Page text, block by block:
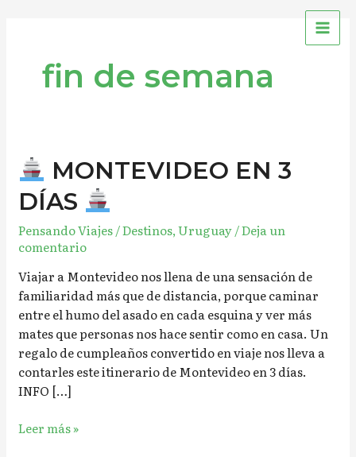
fin de semana
MONTEVIDEO EN 3
DÍAS
Pensando Viajes/Destinos,Uruguay/Deja un
comentario
Viajar a Montevideo nos llena de una sensación de
familiaridad más que de distancia, porque caminar
entre el humo del asado en cada esquina y ver más
mates que personas nos hace sentir como en casa. Un
regalo de cumpleaños convertido en viaje nos lleva a
contarles este itinerario de Montevideo en 3 días.
INFO […]
MONTEVIDEO
EN
DÍAS
Leer más »